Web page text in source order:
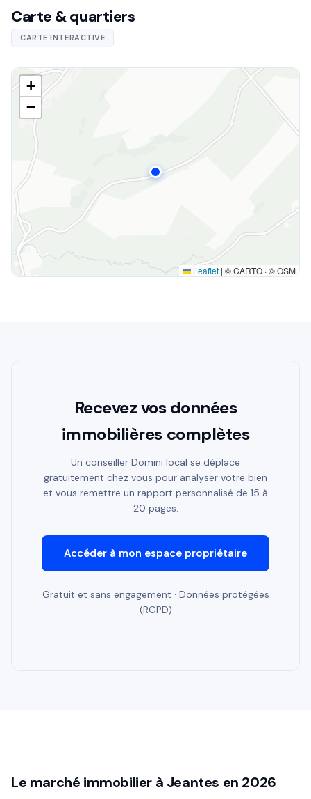
Carte & quartiers
CARTE INTERACTIVE
+
−
Leaflet | © CARTO · © OSM
Recevez vos données
immobilières complètes
Un conseiller Domini local se déplace
gratuitement chez vous pour analyser votre bien
et vous remettre un rapport personnalisé de 15 à
20 pages.
Accéder à mon espace propriétaire
Gratuit et sans engagement · Données protégées
(RGPD)
Le marché immobilier à Jeantes en 2026